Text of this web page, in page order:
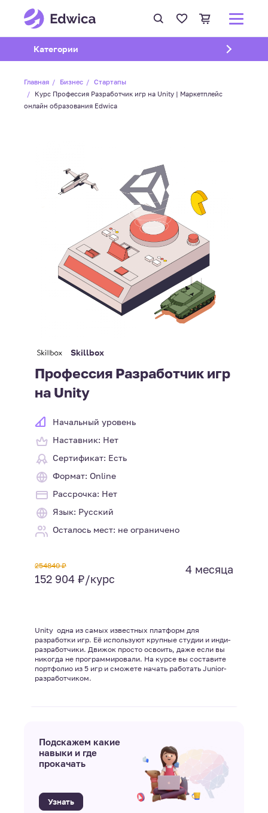
Открыть подменю
Категории
Главная Бизнес
Стартапы
Курс Профессия Разработчик игр на Unity | Маркетплейс
онлайн образования Edwica
Skillbox
Профессия Разработчик игр
на Unity
Начальный уровень
Наставник: Нет
Сертификат: Есть
Формат: Online
Рассрочка: Нет
Язык: Русский
Осталось мест: не ограничено
254840 ₽
152 904 ₽/курс
4 месяца
Unity  одна из самых известных платформ для
разработки игр. Её используют крупные студии и инди-
разработчики. Движок просто освоить, даже если вы
никогда не программировали. На курсе вы составите
портфолио из 5 игр и сможете начать работать Junior-
разработчиком.
Подскажем какие
навыки и где
прокачать
Узнать